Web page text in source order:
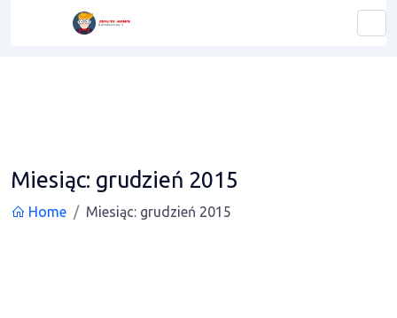
Miesiąc: grudzień 2015
Home Miesiąc: grudzień 2015